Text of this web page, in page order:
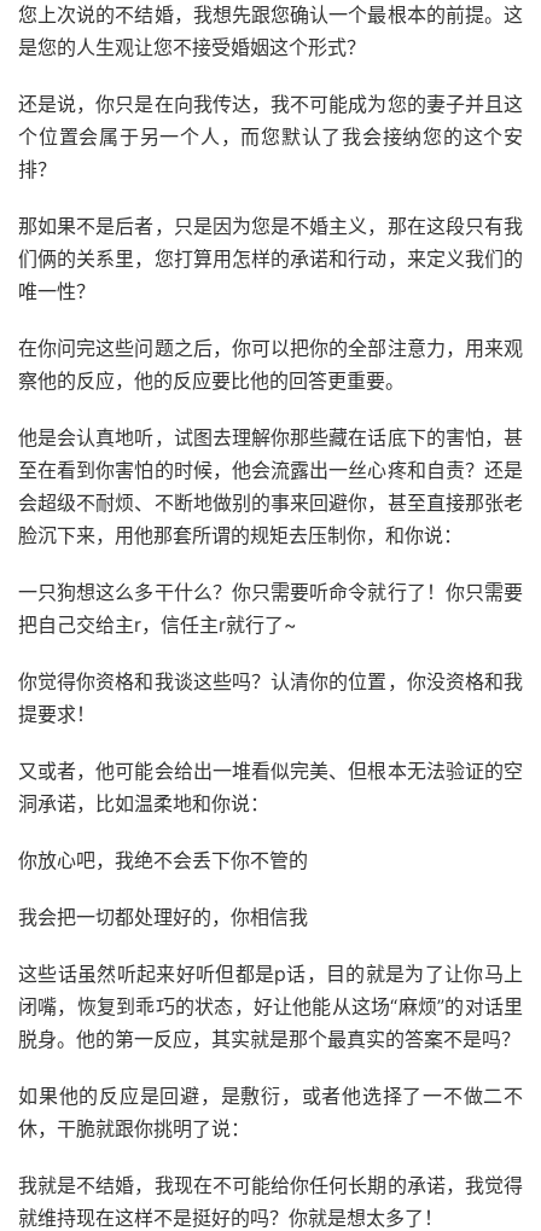
您上次说的不结婚，我想先跟您确认一个最根本的前提。这
是您的人生观让您不接受婚姻这个形式？
还是说，你只是在向我传达，我不可能成为您的妻子并且这
个位置会属于另一个人，而您默认了我会接纳您的这个安
排？
那如果不是后者，只是因为您是不婚主义，那在这段只有我
们俩的关系里，您打算用怎样的承诺和行动，来定义我们的
唯一性？
在你问完这些问题之后，你可以把你的全部注意力，用来观
察他的反应，他的反应要比他的回答更重要。
他是会认真地听，试图去理解你那些藏在话底下的害怕，甚
至在看到你害怕的时候，他会流露出一丝心疼和自责？还是
会超级不耐烦、不断地做别的事来回避你，甚至直接那张老
脸沉下来，用他那套所谓的规矩去压制你，和你说：
一只狗想这么多干什么？你只需要听命令就行了！你只需要
把自己交给主r，信任主r就行了~
你觉得你资格和我谈这些吗？认清你的位置，你没资格和我
提要求！
又或者，他可能会给出一堆看似完美、但根本无法验证的空
洞承诺，比如温柔地和你说：
你放心吧，我绝不会丢下你不管的
我会把一切都处理好的，你相信我
这些话虽然听起来好听但都是p话，目的就是为了让你马上
闭嘴，恢复到乖巧的状态，好让他能从这场“麻烦”的对话里
脱身。他的第一反应，其实就是那个最真实的答案不是吗？
如果他的反应是回避，是敷衍，或者他选择了一不做二不
休，干脆就跟你挑明了说：
我就是不结婚，我现在不可能给你任何长期的承诺，我觉得
就维持现在这样不是挺好的吗？你就是想太多了！